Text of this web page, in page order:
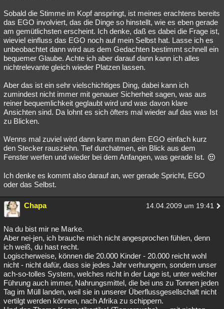
Sobald die Stimme im Kopf anspringt, ist meines erachtens bereits
das EGO involviert, das die Dinge so hinstellt, wie es eben gerade
am gemütlichsten erscheint. Ich denke, daß es dabei die Frage ist,
wieviel einfluss das EGO noch auf mein Selbst hat. Lasse ich es
unbeobachtet dann wird aus dem Gedachten bestimmt schnell ein
bequemer Glaube. Achte ich aber darauf dann kann ich alles
nichtrelevante gleich wieder Platzen lassen.
Aber das ist ein sehr vielschichtiges Ding, dabei kann ich
zumindest nicht immer mit genauer Sicherheit sagen, was aus
reiner bequemlichkeit geglaubt wird und was davon klare
Ansichten sind. Da lohnt es sich öfters mal wieder auf das was Ist
zu Blicken.
Wenns mal zuviel wird dann kann man dem EGO einfach kurz
den Stecker rausziehn. Tief durchatmen, ein Blick aus dem
Fenster werfen und wieder bei dem Anfangen, was gerade Ist.
Ich denke es kommt also darauf an, wer gerade Spricht, EGO
oder das Selbst.
Chapa 14.04.2009 um 19:41
Na du bist mir ne Marke.
Aber nei-jen, ich brauche mich nicht angesprochen fühlen, denn
ich weiß, du hast recht.
Logischerweise, können die 20.000 Kinder - 20.000 reicht wohl
nicht - nicht dafür, dass sie jedes Jahr verhungern, sondern unser
ach-so-tolles System, welches nicht in der Lage ist, unter welcher
Führung auch immer, Nahrungsmittel, die bei uns zu Tonnen jeden
Tag im Müll landen, weil sie in unserer Überflussgesellschaft nicht
vertilgt werden können, nach Afrika zu schippern.